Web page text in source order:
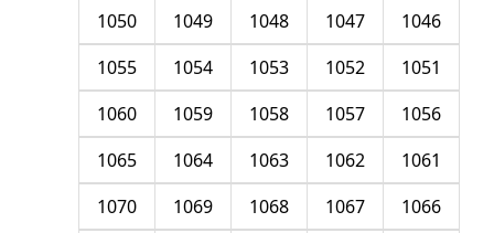
1046
1047
1048
1049
1050
1051
1052
1053
1054
1055
1056
1057
1058
1059
1060
1061
1062
1063
1064
1065
1066
1067
1068
1069
1070